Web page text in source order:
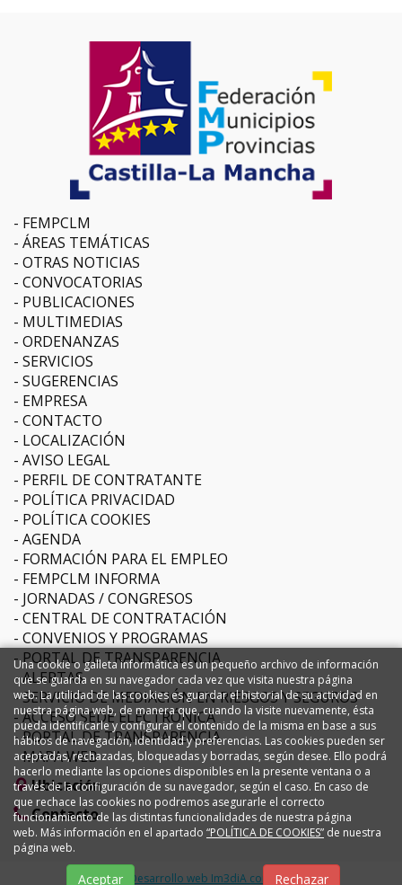
FEMPCLM
ÁREAS TEMÁTICAS
OTRAS NOTICIAS
CONVOCATORIAS
PUBLICACIONES
MULTIMEDIAS
ORDENANZAS
SERVICIOS
SUGERENCIAS
EMPRESA
CONTACTO
LOCALIZACIÓN
AVISO LEGAL
PERFIL DE CONTRATANTE
POLÍTICA PRIVACIDAD
POLÍTICA COOKIES
AGENDA
FORMACIÓN PARA EL EMPLEO
FEMPCLM INFORMA
JORNADAS / CONGRESOS
CENTRAL DE CONTRATACIÓN
CONVENIOS Y PROGRAMAS
PORTAL DE TRANSPARENCIA
ALERTAS
SERVICIO DE MEDIACIÓN EN RIESGOS Y SEGUROS
ACCESO SEDE ELECTRÓNICA
PORTAL DE TRANSPARENCIA
MAPA WEB
Ubicación
Contacto
Diseño y Desarrollo web Im3diA comunicación
Una cookie o galleta informática es un pequeño archivo de información
que se guarda en su navegador cada vez que visita nuestra página
web. La utilidad de las cookies es guardar el historial de su actividad en
nuestra página web, de manera que, cuando la visite nuevamente, ésta
pueda identificarle y configurar el contenido de la misma en base a sus
hábitos de navegación, identidad y preferencias. Las cookies pueden ser
aceptadas, rechazadas, bloqueadas y borradas, según desee. Ello podrá
hacerlo mediante las opciones disponibles en la presente ventana o a
través de la configuración de su navegador, según el caso. En caso de
que rechace las cookies no podremos asegurarle el correcto
funcionamiento de las distintas funcionalidades de nuestra página
web. Más información en el apartado “POLÍTICA DE COOKIES” de nuestra
página web.
Aceptar Rechazar